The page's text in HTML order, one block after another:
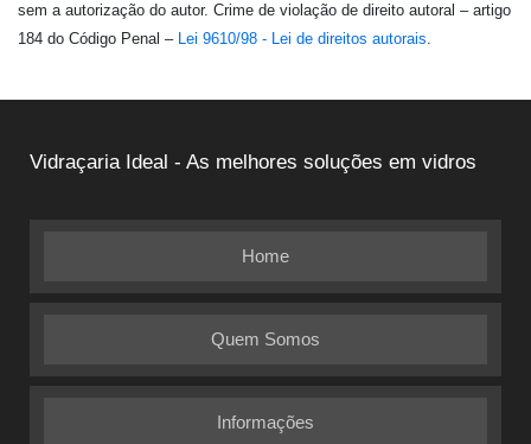
sem a autorização do autor. Crime de violação de direito autoral – artigo
184 do Código Penal – Lei 9610/98 - Lei de direitos autorais.
Vidraçaria Ideal - As melhores soluções em vidros
Home
Quem Somos
Informações